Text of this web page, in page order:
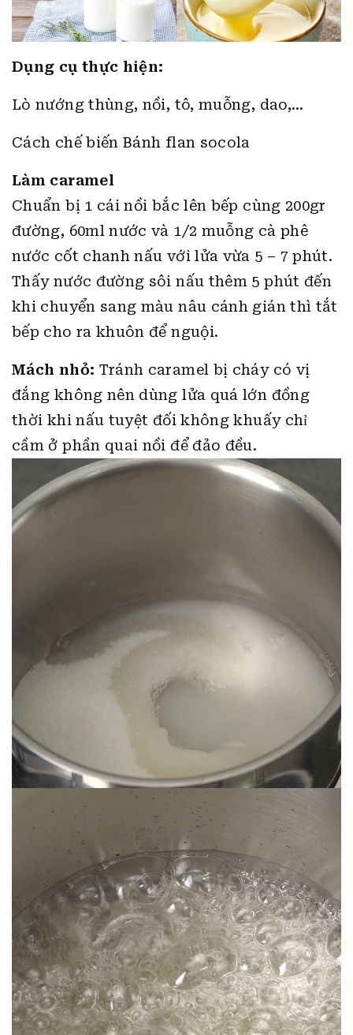
Dụng cụ thực hiện:
Lò nướng thùng, nồi, tô, muỗng, dao,…
Cách chế biến Bánh flan socola
Làm caramel
Chuẩn bị 1 cái nồi bắc lên bếp cùng 200gr
đường, 60ml nước và 1/2 muỗng cà phê
nước cốt chanh nấu với lửa vừa 5 – 7 phút.
Thấy nước đường sôi nấu thêm 5 phút đến
khi chuyển sang màu nâu cánh gián thì tắt
bếp cho ra khuôn để nguội.
Mách nhỏ: Tránh caramel bị cháy có vị
đắng không nên dùng lửa quá lớn đồng
thời khi nấu tuyệt đối không khuấy chỉ
cầm ở phần quai nồi để đảo đều.